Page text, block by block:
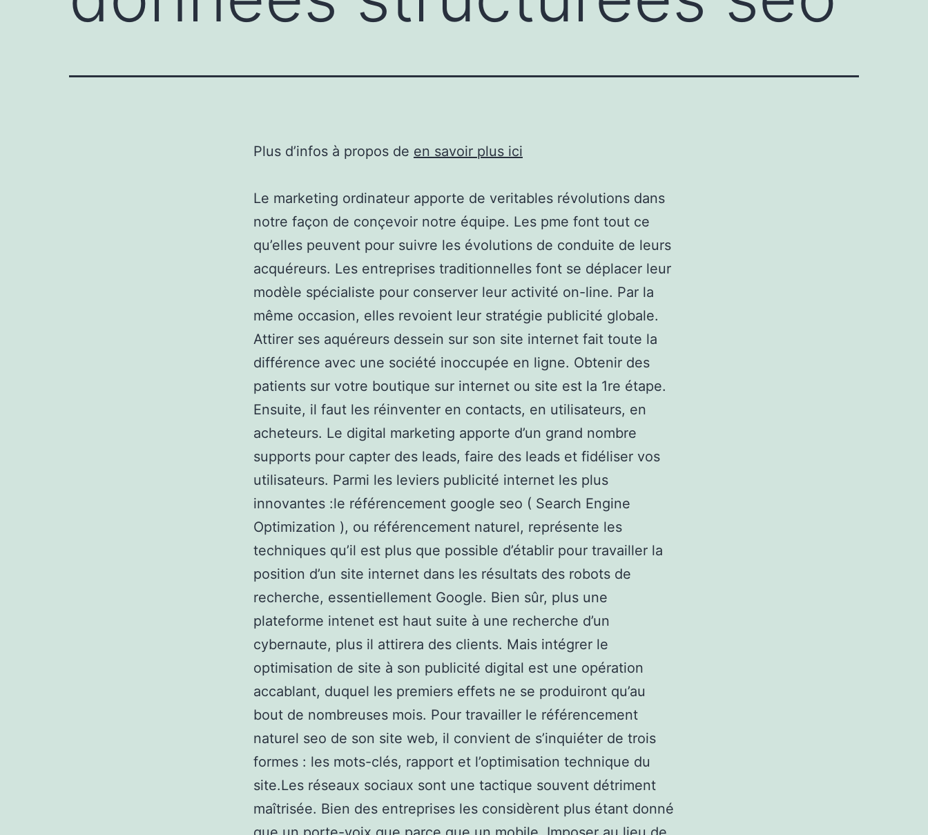
Plus d’infos à propos de en savoir plus ici
Le marketing ordinateur apporte de veritables révolutions dans
notre façon de conçevoir notre équipe. Les pme font tout ce
qu’elles peuvent pour suivre les évolutions de conduite de leurs
acquéreurs. Les entreprises traditionnelles font se déplacer leur
modèle spécialiste pour conserver leur activité on-line. Par la
même occasion, elles revoient leur stratégie publicité globale.
Attirer ses aquéreurs dessein sur son site internet fait toute la
différence avec une société inoccupée en ligne. Obtenir des
patients sur votre boutique sur internet ou site est la 1re étape.
Ensuite, il faut les réinventer en contacts, en utilisateurs, en
acheteurs. Le digital marketing apporte d’un grand nombre
supports pour capter des leads, faire des leads et fidéliser vos
utilisateurs. Parmi les leviers publicité internet les plus
innovantes :le référencement google seo ( Search Engine
Optimization ), ou référencement naturel, représente les
techniques qu’il est plus que possible d’établir pour travailler la
position d’un site internet dans les résultats des robots de
recherche, essentiellement Google. Bien sûr, plus une
plateforme intenet est haut suite à une recherche d’un
cybernaute, plus il attirera des clients. Mais intégrer le
optimisation de site à son publicité digital est une opération
accablant, duquel les premiers effets ne se produiront qu’au
bout de nombreuses mois. Pour travailler le référencement
naturel seo de son site web, il convient de s’inquiéter de trois
formes : les mots-clés, rapport et l’optimisation technique du
site.Les réseaux sociaux sont une tactique souvent détriment
maîtrisée. Bien des entreprises les considèrent plus étant donné